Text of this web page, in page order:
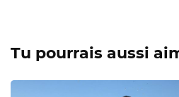
Tu pourrais aussi